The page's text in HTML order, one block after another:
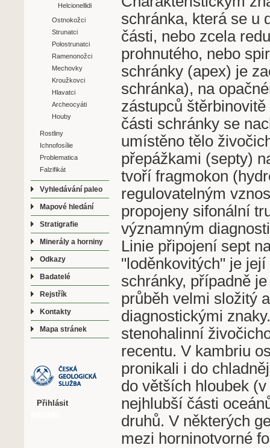
Helcionellidi
Ostnokožci
Strunatci
Polostrunatci
Ramenonožci
Mechovky
Kroužkovci
Hlavatci
Archeocyáti
Houby
Rostliny
Ichnofosílie
Problematica
Falzifikát
Vyhledávání paleo
Mapové hledání
Stratigrafie
Minerály a horniny
Odkazy
Badatelé
Rejstřík
Kontakty
Mapa stránek
Přihlásit
schránka, která se u
části, nebo zcela
prohnutého, nebo
schránky (apex) je
schránka), na
zástupců
části schránky se
umístěno tělo
přepážkami (septy)
tvoří fragmokon
regulovatelným
propojeny sifonální
významným
Linie připojení sept
"loděnkovitých" je
schránky, případně
průběh velmi složitý
diagnostickými
stenohalinní
recentu. V kambriu
pronikali i do
do větších hloubek
nejhlubší části
druhů. V některých
mezi horninotvorné